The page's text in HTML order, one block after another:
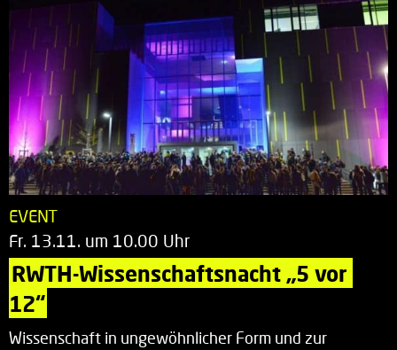
EVENT
Fr. 13.11. um 10.00 Uhr
RWTH-Wissenschaftsnacht „5 vor
12“
Wissenschaft in ungewöhnlicher Form und zur